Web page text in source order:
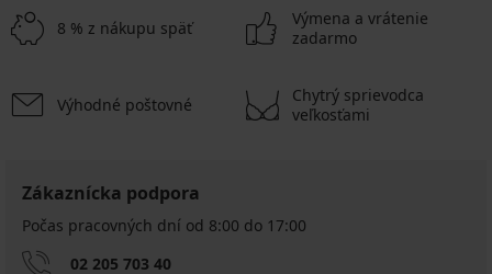
8 % z nákupu späť
Výmena a vrátenie
zadarmo
Výhodné poštovné
Chytrý sprievodca
veľkosťami
Zákaznícka podpora
Počas pracovných dní od 8:00 do 17:00
02 205 703 40